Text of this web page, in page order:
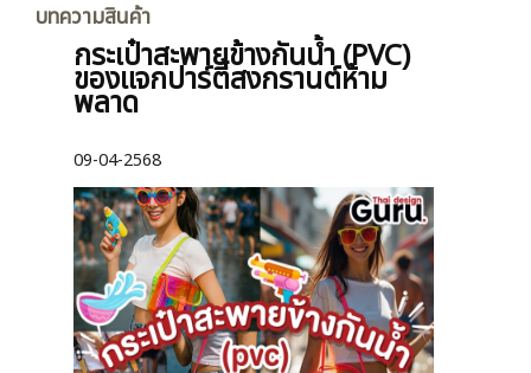
บทความสินค้า
กระเป๋าสะพายข้างกันน้ำ (PVC)
ของแจกปาร์ตี้สงกรานต์ห้าม
พลาด
09-04-2568